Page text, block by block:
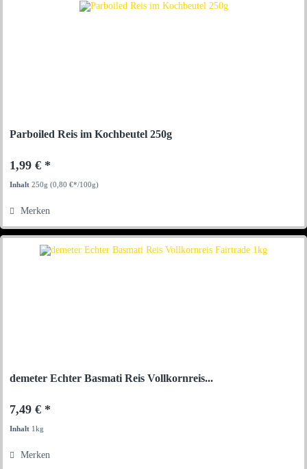
Parboiled Reis im Kochbeutel 250g
1,99 € *
Inhalt250g(0,80 €*/100g)
Merken
demeter Echter Basmati Reis Vollkornreis...
7,49 € *
Inhalt 1kg
Merken